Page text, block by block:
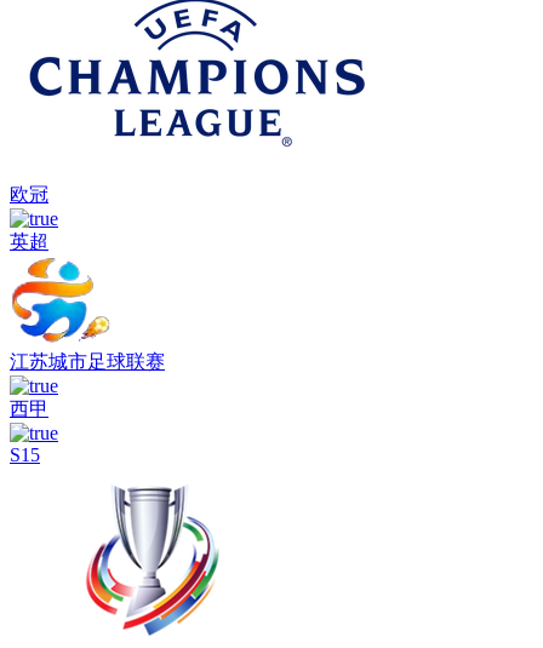
欧冠
英超
江苏城市足球联赛
西甲
S15